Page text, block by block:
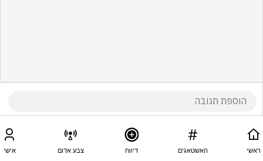
ראשי האשטאגים דיווח צבע אדום אישי